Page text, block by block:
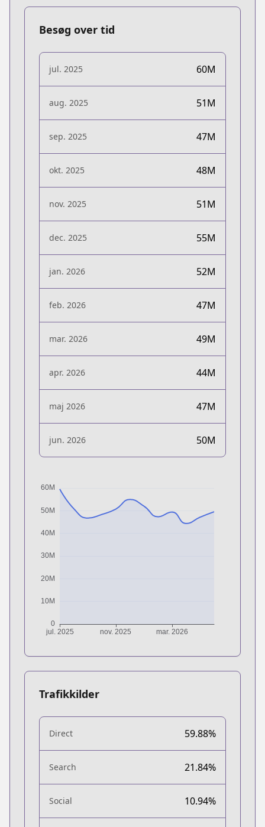
Besøg over tid
jul. 2025 60M
aug. 2025 51M
sep. 2025 47M
okt. 2025 48M
nov. 2025 51M
dec. 2025 55M
jan. 2026 52M
feb. 2026 47M
mar. 2026 49M
apr. 2026 44M
maj 2026 47M
jun. 2026 50M
Trafikkilder
Direct 59.88%
Search 21.84%
Social 10.94%